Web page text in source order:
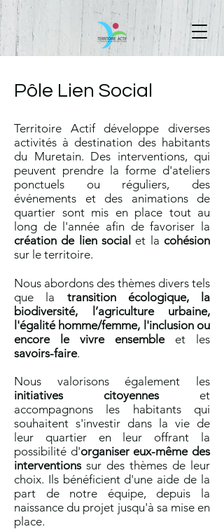
Pôle Lien Social
Territoire Actif développe diverses
activités à destination des habitants
du Muretain. Des interventions, qui
peuvent prendre la forme d'ateliers
ponctuels ou réguliers, des
événements et des animations de
quartier sont mis en place tout au
long de l'année afin de favoriser la
création de lien social et la cohésion
sur le territoire.
Nous abordons des thèmes divers tel s
que la transition écologique, la
biodiversité, l’agriculture urbaine,
l'égalité homme/femme, l'inclusion ou
encore le vivre ensembleet les
savoirs-faire.
Nous valorisons également les
initiatives citoyenneset
accompagnons les habitants qui
souhaitent s'investir dans la vie de
leur quartier en leur offrant la
possibilité d'organiser eux-même des
interventionssur des thèmes de leur
choix. Ils bénéficient d'une aide de la
part de notre équipe, depuis la
naissance du projet jusqu'à sa mise en
place.